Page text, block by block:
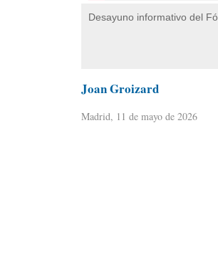
Desayuno informativo del
Joan Groizard
Madrid, 11 de mayo de 2026